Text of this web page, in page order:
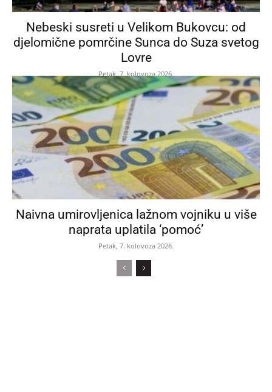
Nebeski susreti u Velikom Bukovcu: od
djelomične pomrčine Sunca do Suza svetog
Lovre
Petak, 7. kolovoza 2026.
Naivna umirovljenica lažnom vojniku u više
naprata uplatila ‘pomoć’
Petak, 7. kolovoza 2026.